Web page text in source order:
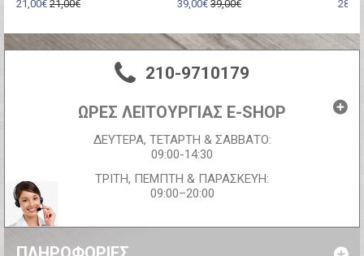
21,00€ 21,00€ 39,00€ 39,00€
210-9710179
ΩΡΕΣ ΛΕΙΤΟΥΡΓΙΑΣ E-SHOP
ΔΕΥΤΕΡΑ, ΤΕΤΑΡΤΗ & ΣΑΒΒΑΤΟ:
09:00-14:30
ΤΡΙΤΗ, ΠΕΜΠΤΗ & ΠΑΡΑΣΚΕΥΗ:
09:00–20:00